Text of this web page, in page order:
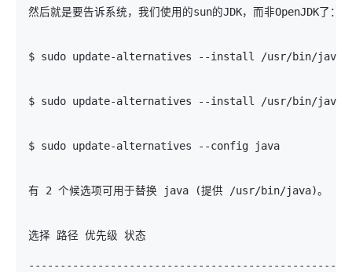
然后就是要告诉系统，我们使用的sun的JDK，而非OpenJDK了：
$ sudo update-alternatives --install /usr/bin/
$ sudo update-alternatives --install /usr/bin/
$ sudo update-alternatives --config java
有 2 个候选项可用于替换 java (提供 /usr/bin/java)。
选择 路径 优先级 状态